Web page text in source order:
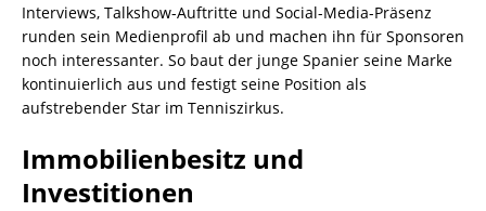
Interviews, Talkshow-Auftritte und Social-Media-Präsenz
runden sein Medienprofil ab und machen ihn für Sponsoren
noch interessanter. So baut der junge Spanier seine Marke
kontinuierlich aus und festigt seine Position als
aufstrebender Star im Tenniszirkus.
Immobilienbesitz und
Investitionen